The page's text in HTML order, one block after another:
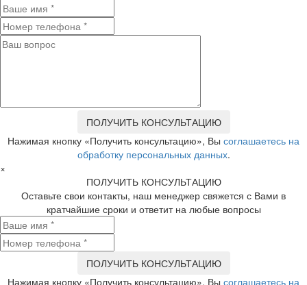
Нажимая кнопку «Получить консультацию», Вы соглашаетесь на
обработку персональных данных.
×
ПОЛУЧИТЬ КОНСУЛЬТАЦИЮ
Оставьте свои контакты, наш менеджер свяжется с Вами в
кратчайшие сроки и ответит на любые вопросы
Нажимая кнопку «Получить консультацию», Вы соглашаетесь на